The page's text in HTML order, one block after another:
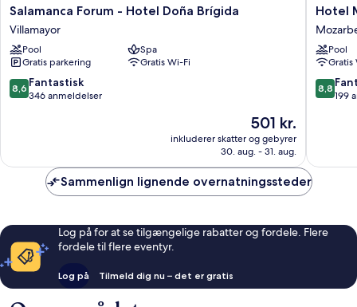
Salamanca
Forum
-
Hotel
Doña
Brígida
Villamayor
Salamanca Forum - Hotel Doña Brígida
Villamayor
Pool
Spa
Gratis parkering
Gratis Wi-Fi
8.6
ud
anmeldelser
8,6 Fantastisk
346 anmeldelser
Prisen
501 kr.
501 kr.
inkluderer skatter og gebyrer
30. aug. - 31. aug.
Hotel
Hotel
Pool
Gratis
8.8
ud
8,8
199
Sammenlign lignende overnatningssteder
Log på for at se tilgængelige rabatter og fordele. Flere
fordele til flere eventyr.
Log på Tilmeld dig nu – det er gratis